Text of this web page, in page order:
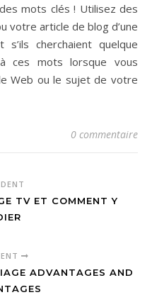
mots clés ! Utilisez des
votre article de blog d’une
s’ils cherchaient quelque
ces mots lorsque vous
Web ou le sujet de votre
0 commentaire
TV ET COMMENT Y
ADVANTAGES AND